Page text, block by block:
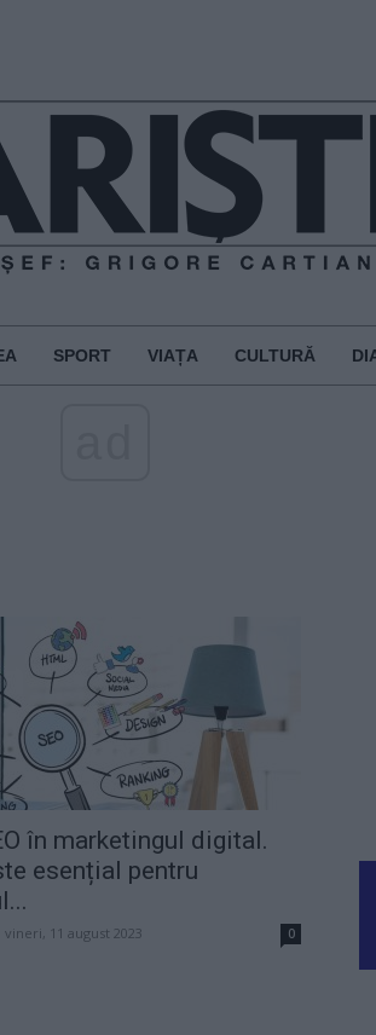
SPORT VIAȚA CULTURĂ
în marketingul digital.
esențial pentru
vineri, 11 august 2023 0